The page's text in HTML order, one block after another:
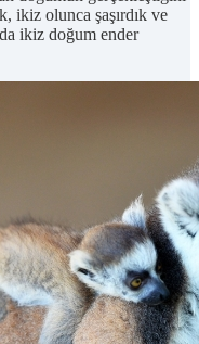
ikiz olunca şaşırdık ve
ikiz doğum ender